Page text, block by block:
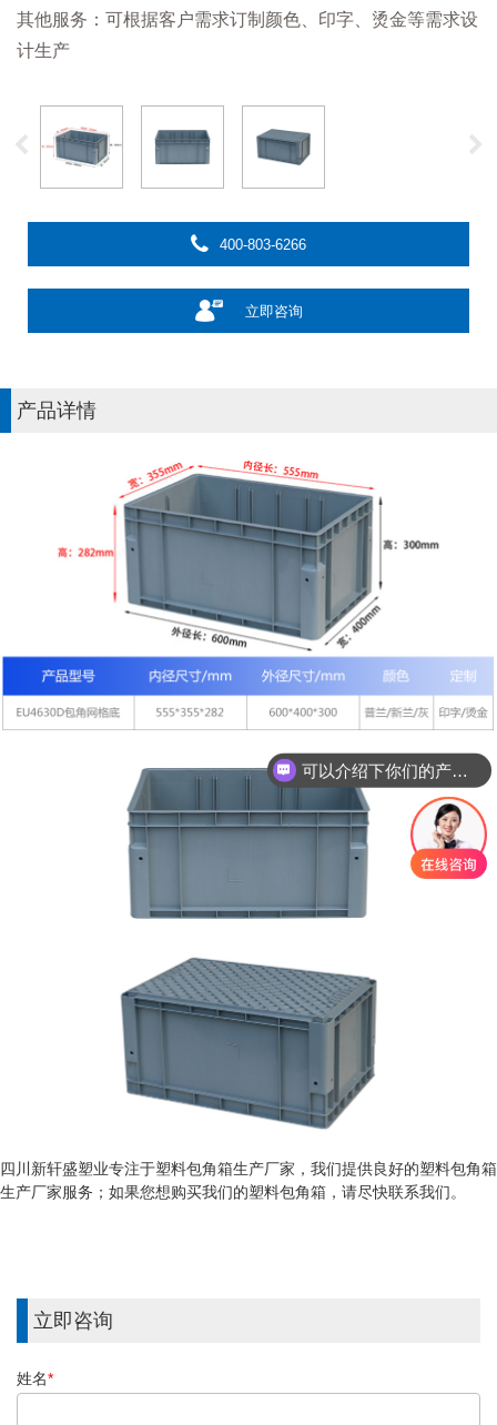
其他服务：可根据客户需求订制颜色、印字、烫金等需求设
计生产
400-803-6266
立即咨询
产品详情
四川新轩盛塑业专注于塑料包角箱生产厂家，我们提供良好的塑料包角箱
生产厂家服务；如果您想购买我们的塑料包角箱，请尽快联系我们。
立即咨询
姓名*
可以介绍下你们的产品么？